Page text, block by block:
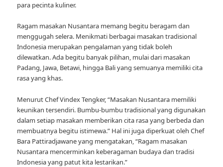
para pecinta kuliner.
Ragam masakan Nusantara memang begitu beragam dan
menggugah selera. Menikmati berbagai masakan tradisional
Indonesia merupakan pengalaman yang tidak boleh
dilewatkan. Ada begitu banyak pilihan, mulai dari masakan
Padang, Jawa, Betawi, hingga Bali yang semuanya memiliki cita
rasa yang khas.
Menurut Chef Vindex Tengker, “Masakan Nusantara memiliki
keunikan tersendiri. Bumbu-bumbu tradisional yang digunakan
dalam setiap masakan memberikan cita rasa yang berbeda dan
membuatnya begitu istimewa.” Hal ini juga diperkuat oleh Chef
Bara Pattiradjawane yang mengatakan, “Ragam masakan
Nusantara mencerminkan keberagaman budaya dan tradisi
Indonesia yang patut kita lestarikan.”